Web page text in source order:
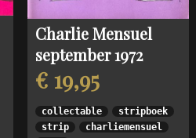
Charlie Mensuel
september 1972
€ 19,95
collectable
stripboek
strip
charliemensuel